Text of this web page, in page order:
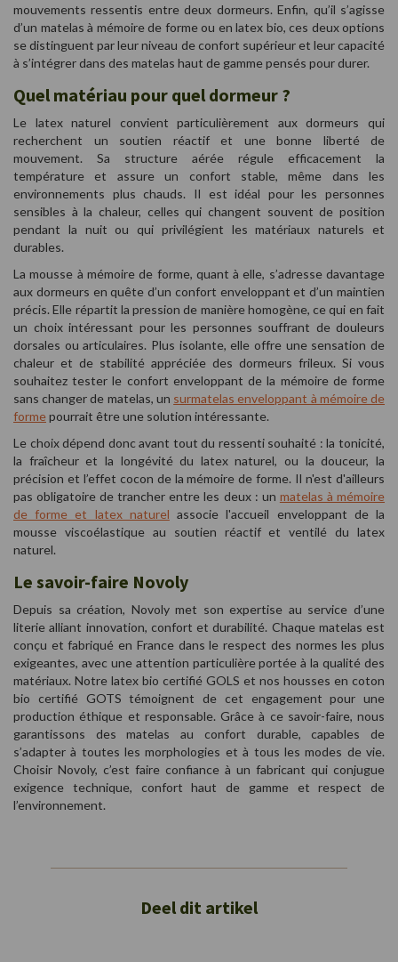
mouvements ressentis entre deux dormeurs. Enfin, qu’il s’agisse
d’un matelas à mémoire de forme ou en latex bio, ces deux options
se distinguent par leur niveau de confort supérieur et leur capacité
à s’intégrer dans des matelas haut de gamme pensés pour durer.
Quel matériau pour quel dormeur ?
Le latex naturel convient particulièrement aux dormeurs qui
recherchent un soutien réactif et une bonne liberté de
mouvement. Sa structure aérée régule efficacement la
température et assure un confort stable, même dans les
environnements plus chauds. Il est idéal pour les personnes
sensibles à la chaleur, celles qui changent souvent de position
pendant la nuit ou qui privilégient les matériaux naturels et
durables.
La mousse à mémoire de forme, quant à elle, s’adresse davantage
aux dormeurs en quête d’un confort enveloppant et d’un maintien
précis. Elle répartit la pression de manière homogène, ce qui en fait
un choix intéressant pour les personnes souffrant de douleurs
dorsales ou articulaires. Plus isolante, elle offre une sensation de
chaleur et de stabilité appréciée des dormeurs frileux. Si vous
souhaitez tester le confort enveloppant de la mémoire de forme
sans changer de matelas, un surmatelas enveloppant à mémoire de
formepourrait être une solution intéressante.
Le choix dépend donc avant tout du ressenti souhaité : la tonicité,
la fraîcheur et la longévité du latex naturel, ou la douceur, la
précision et l’effet cocon de la mémoire de forme. Il n'est d'ailleurs
pas obligatoire de trancher entre les deux : un matelas à mémoire
de forme et latex naturel associe l'accueil enveloppant de la
mousse viscoélastique au soutien réactif et ventilé du latex
naturel.
Le savoir-faire Novoly
Depuis sa création, Novoly met son expertise au service d’une
literie alliant innovation, confort et durabilité. Chaque matelas est
conçu et fabriqué en France dans le respect des normes les plus
exigeantes, avec une attention particulière portée à la qualité des
matériaux. Notre latex bio certifié GOLS et nos housses en coton
bio certifié GOTS témoignent de cet engagement pour une
production éthique et responsable. Grâce à ce savoir-faire, nous
garantissons des matelas au confort durable, capables de
s’adapter à toutes les morphologies et à tous les modes de vie.
Choisir Novoly, c’est faire confiance à un fabricant qui conjugue
exigence technique, confort haut de gamme et respect de
l’environnement.
Deel dit artikel